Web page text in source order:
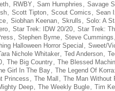
, RWBY , Sam Humphries , Savage
, Scott Tipton, Scout Comics , Sean
, Siobhan Keenan, Skrulls , Solo: A
, Star Trek: IDW 20/20, Star Trek:
, Stephen Byrne, Steve Cummings
Halloween Horror Special , Sweet/
Nichole Whitaker, Ted Anderson,
, The Big Country, The Blessed
Girl In The Bay, The Legend Of
Princess , The Mall , The Man Without
Deep, The Weekly Bugle, Tim